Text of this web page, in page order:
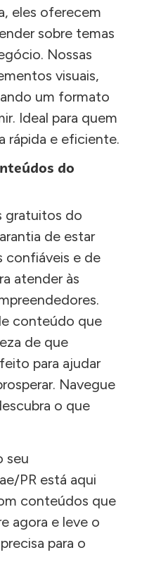
eles oferecem
sobre temas
Nossas
visuais,
um formato
Ideal para quem
rápida e eficiente.
do
gratuitos do
de estar
confiáveis e de
atender às
conteúdo que
de que
para ajudar
Navegue
o que
seu
PR está aqui
conteúdos que
agora e leve o
para o